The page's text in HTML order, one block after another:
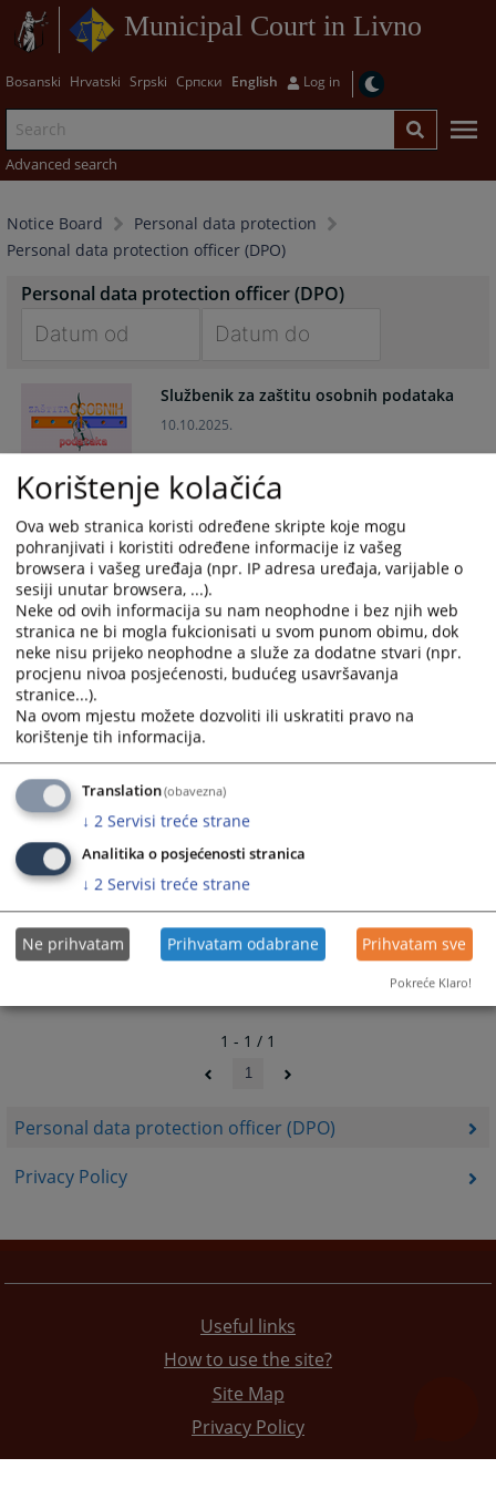
Municipal Court in Livno
Bosanski Hrvatski Srpski Српски English Log in
Advanced search
Notice Board
Personal data protection
Personal data protection officer (DPO)
Personal data protection officer (DPO)
Privacy Policy
Personal data protection officer (DPO)
forward
to
interact
the
calendar
and
select
a
date.
Press
the
question
mark
key
to
get
the
keyboard
shortcuts
for
changing
dates.
forward
to
the
calendar
and
select
a
date.
Press
the
question
mark
key
to
get
the
keyboard
shortcuts
for
changing
dates.
Službenik za zaštitu osobnih podataka
10.10.2025.
1 - 1 / 1
1
Useful links
How to use the site?
Site Map
Privacy Policy
Korištenje kolačića
Ova web stranica koristi određene skripte koje mogu
pohranjivati i koristiti određene informacije iz vašeg
browsera i vašeg uređaja (npr. IP adresa uređaja, varijable o
sesiji unutar browsera, ...).
Neke od ovih informacija su nam neophodne i bez njih web
stranica ne bi mogla fukcionisati u svom punom obimu, dok
neke nisu prijeko neophodne a služe za dodatne stvari (npr.
procjenu nivoa posjećenosti, budućeg usavršavanja
stranice...).
Na ovom mjestu možete dozvoliti ili uskratiti pravo na
korištenje tih informacija.
Translation(obavezna)
↓ 2 Servisi treće strane
Analitika o posjećenosti stranica
↓ 2 Servisi treće strane
Ne prihvatam Prihvatam odabrane Prihvatam sve
Pokreće Klaro!